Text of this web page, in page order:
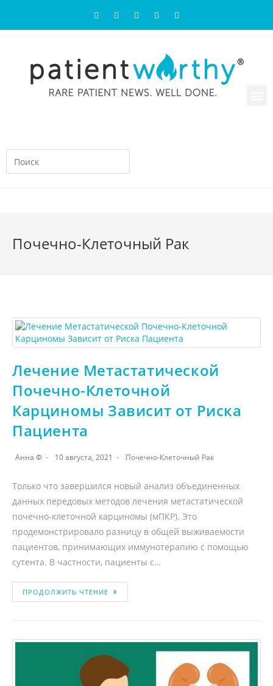
Почечно-Клеточный Рак
Лечение Метастатической
Почечно-Клеточной
Карциномы Зависит от Риска
Пациента
Анна Ф 10 августа, 2021 Почечно-Клеточный Рак
Только что завершился новый анализ объединенных
данных передовых методов лечения метастатической
почечно-клеточной карциномы (мПКР). Это
продемонстрировало разницу в общей выживаемости
пациентов, принимающих иммунотерапию с помощью
сутента. В частности, пациенты с…
ПРОДОЛЖИТЬ ЧТЕНИЕ